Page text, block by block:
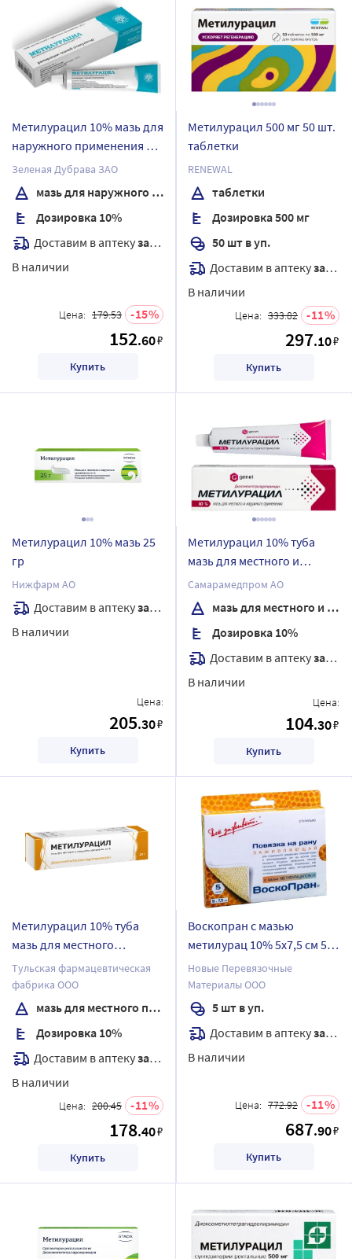
Метилурацил 10% мазь для
наружного применения 25
гр
Зеленая Дубрава ЗАО
мазь для наружного применения
Дозировка 10%
Доставим в аптекузавтра
В наличии
Цена: 179.53 15
152.60₽
Купить
Метилурацил 500 мг 50 шт.
таблетки
RENEWAL
таблетки
Дозировка 500 мг
50 шт в уп.
Доставим в аптекузавтра
В наличии
Цена: 333.82 11
297.10₽
Купить
Метилурацил 10% мазь 25
гр
Нижфарм АО
Доставим в аптекузавтра
В наличии
Цена:
205.30₽
Купить
Метилурацил 10% туба
мазь для местного и
наружного применения 25
гр
Самарамедпром АО
мазь для местного и наружного применения
Дозировка 10%
Доставим в аптекузавтра
В наличии
Цена:
104.30₽
Купить
Метилурацил 10% туба
мазь для местного
применения 25 гр
Тульская фармацевтическая
фабрика ООО
мазь для местного применения
Дозировка 10%
Доставим в аптекузавтра
В наличии
Цена: 200.45 11
178.40₽
Купить
Воскопран с мазью
метилурац 10% 5х7,5 см 5
шт. повяз
Новые Перевязочные
Материалы ООО
5 шт в уп.
Доставим в аптекузавтра
В наличии
Цена: 772.92 11
687.90₽
Купить